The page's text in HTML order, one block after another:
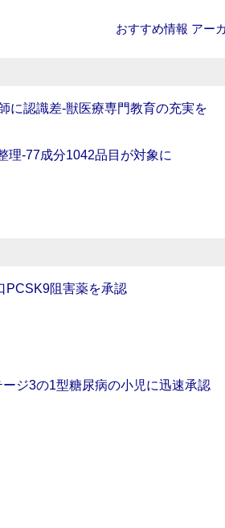
おすすめ情報 アー
に認識差‐獣医療専門教育の充実を
理‐77成分1042品目が対象に
PCSK9阻害薬を承認
ジ3の1型糖尿病の小児に迅速承認